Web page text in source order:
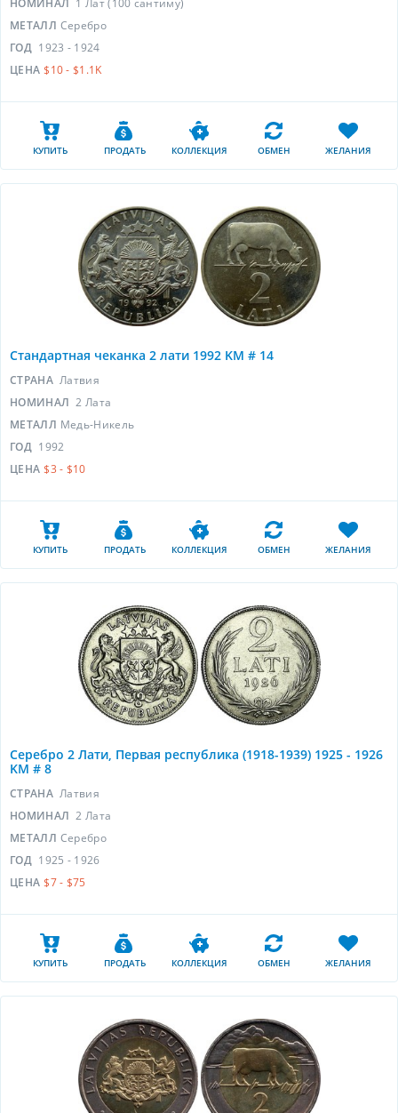
НОМИНАЛ 1 Лат (100 сантиму)
МЕТАЛЛ Серебро
ГОД 1923 - 1924
ЦЕНА $10 - $1.1K
КУПИТЬ ПРОДАТЬ КОЛЛЕКЦИЯ ОБМЕН ЖЕЛАНИЯ
Стандартная чеканка 2 лати 1992 KM # 14
СТРАНА Латвия
НОМИНАЛ 2 Лата
МЕТАЛЛ Медь-Никель
ГОД 1992
ЦЕНА $3 - $10
КУПИТЬ ПРОДАТЬ КОЛЛЕКЦИЯ ОБМЕН ЖЕЛАНИЯ
Серебро 2 Лати, Первая республика (1918-1939) 1925 - 1926
KM # 8
СТРАНА Латвия
НОМИНАЛ 2 Лата
МЕТАЛЛ Серебро
ГОД 1925 - 1926
ЦЕНА $7 - $75
КУПИТЬ ПРОДАТЬ КОЛЛЕКЦИЯ ОБМЕН ЖЕЛАНИЯ